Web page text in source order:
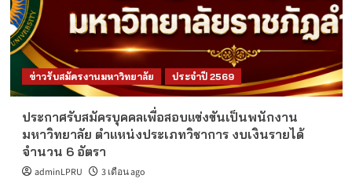
ข่าวรับสมัครงานมหาวิทยาลัย ประจำปี 2569
ประกาศรับสมัครบุคคลเพื่อสอบแข่งขันเป็นพนักงาน
มหาวิทยาลัย ตำแหน่งประเภทวิชาการ งบเงินรายได้
จำนวน 6 อัตรา
adminLPRU 3 เดือน ago